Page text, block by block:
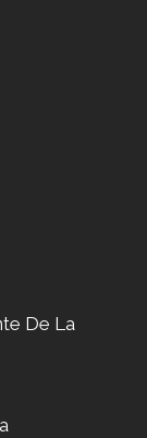
De La